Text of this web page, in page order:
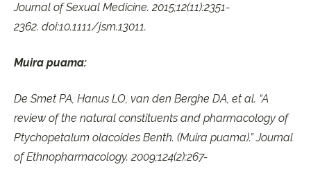
Journal of Sexual Medicine. 2015;12(11):2351-
2362. doi:10.1111/jsm.13011.
Muira puama:
De Smet PA, Hanus LO, van den Berghe DA, et al. “A
review of the natural constituents and pharmacology of
Ptychopetalum olacoides Benth. (Muira puama).” Journal
of Ethnopharmacology. 2009;124(2):267-